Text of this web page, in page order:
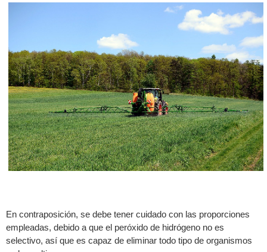
En contraposición, se debe tener cuidado con las proporciones
empleadas, debido a que el peróxido de hidrógeno no es
selectivo, así que es capaz de eliminar todo tipo de organismos